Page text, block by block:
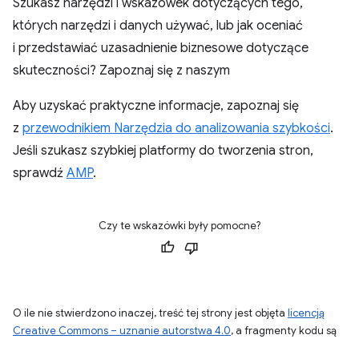
Szukasz narzędzi i wskazówek dotyczących tego,
których narzędzi i danych używać, lub jak oceniać
i przedstawiać uzasadnienie biznesowe dotyczące
skuteczności? Zapoznaj się z naszym
Aby uzyskać praktyczne informacje, zapoznaj się
z przewodnikiem Narzędzia do analizowania szybkości.
Jeśli szukasz szybkiej platformy do tworzenia stron,
sprawdź AMP.
Czy te wskazówki były pomocne?
O ile nie stwierdzono inaczej, treść tej strony jest objęta licencją
Creative Commons – uznanie autorstwa 4.0, a fragmenty kodu są